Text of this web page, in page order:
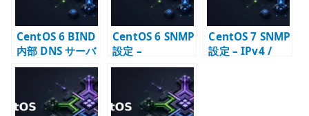
CentOS 6 BIND
内部 DNS サーバ
ー構築 –
named.conf と
ゾーン設定
CentOS 6 SNMP
設定 –
snmpd.conf と
監視公開範囲の
CentOS 7 SNMP
設定 – IPv4 /